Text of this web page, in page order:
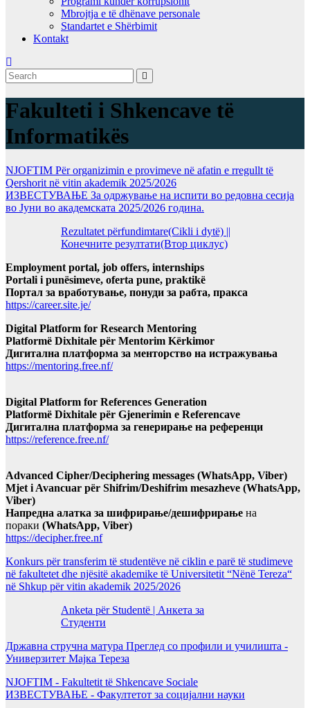
Mbrojtja e të dhënave personale
Standartet e Shërbimit
Kontakt
Fakulteti i Shkencave të
Informatikës
NJOFTIM Për organizimin e provimeve në afatin e rregullt të
Qershorit në vitin akademik 2025/2026
ИЗВЕСТУВАЊЕ За одржување на испити во редовна сесија
во Јуни во академската 2025/2026 година.
Rezultatet përfundimtare(Cikli i dytë) ||
Конечните резултати(Втор циклус)
Employment portal, job offers, internships
Portali i punësimeve, oferta pune, praktikë
Портал за вработување, понуди за рабта, пракса
https://career.site.je/
Digital Platform for Research Mentoring
Platformë Dixhitale për Mentorim Kërkimor
Дигитална платформа за менторство на истражувања
https://mentoring.free.nf/
Digital Platform for References Generation
Platformë Dixhitale për Gjenerimin e Referencave
Дигитална платформа за генерирање на референци
https://reference.free.nf/
Advanced Cipher/Deciphering messages (WhatsApp, Viber)
Mjet i Avancuar për Shifrim/Deshifrim mesazheve (WhatsApp,
Viber)
Напредна алатка за шифрирање/дешифрирање на
пораки (WhatsApp, Viber)
https://decipher.free.nf
Konkurs për transferim të studentëve në ciklin e parë të studimeve
në fakultetet dhe njësitë akademike të Universitetit “Nënë Tereza“
në Shkup për vitin akademik 2025/2026
Anketa për Studentë | Анкета за
Студенти
Државна стручна матура Преглед со профили и училишта -
Универзитет Мајка Тереза
NJOFTIM - Fakultetit të Shkencave Sociale
ИЗВЕСТУВАЊЕ - Факултетот за социјални науки